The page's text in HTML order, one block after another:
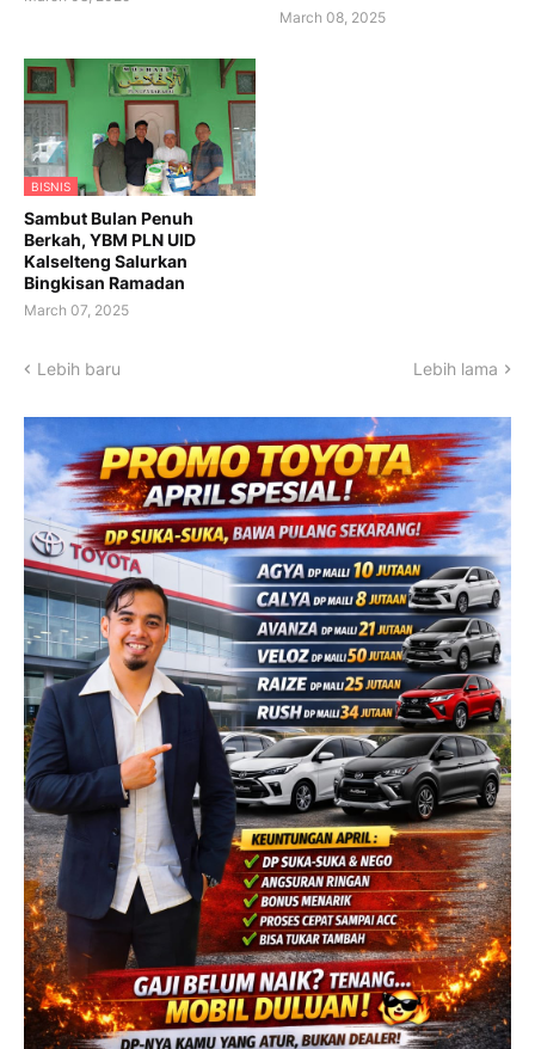
March 08, 2025
BISNIS
Sambut Bulan Penuh
Berkah, YBM PLN UID
Kalselteng Salurkan
Bingkisan Ramadan
March 07, 2025
Lebih baru Lebih lama